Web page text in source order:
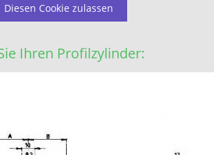
Diesen Cookie zulassen
Ihren Profilzylinder: